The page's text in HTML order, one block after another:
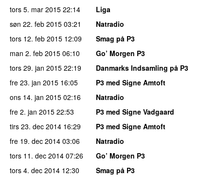
tors 5. mar 2015 22:14
Liga
søn 22. feb 2015 03:21
Natradio
tors 12. feb 2015 12:09
Smag på P3
man 2. feb 2015 06:10
Go’ Morgen P3
tors 29. jan 2015 22:19
Danmarks Indsamling på P3
fre 23. jan 2015 16:05
P3 med Signe Amtoft
ons 14. jan 2015 02:16
Natradio
fre 2. jan 2015 22:53
P3 med Signe Vadgaard
tirs 23. dec 2014 16:29
P3 med Signe Amtoft
fre 19. dec 2014 03:06
Natradio
tors 11. dec 2014 07:26
Go’ Morgen P3
tors 4. dec 2014 12:30
Smag på P3